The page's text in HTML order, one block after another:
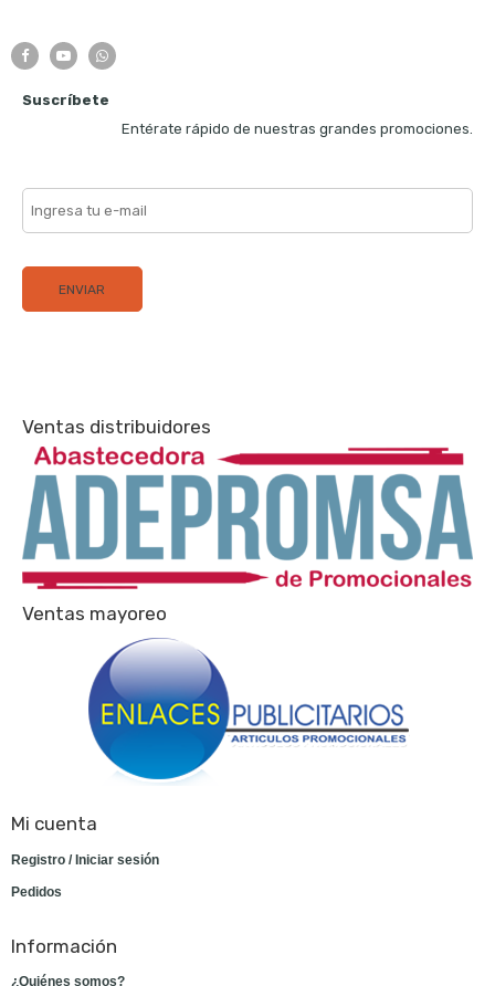
Suscríbete
Entérate rápido de nuestras grandes promociones.
Ventas distribuidores
Ventas mayoreo
Mi cuenta
Registro / Iniciar sesión
Pedidos
Información
¿Quiénes somos?